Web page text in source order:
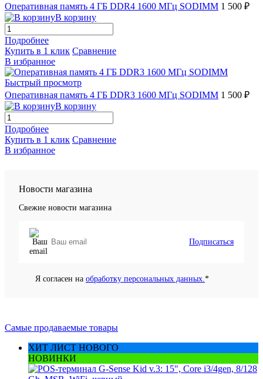
Оперативная память 4 ГБ DDR4 1600 МГц SODIMM 1 500 ₽
В корзину
Подробнее
Купить в 1 клик Сравнение
В избранное
Быстрый просмотр
Оперативная память 4 ГБ DDR3 1600 МГц SODIMM 1 500 ₽
В корзину
Подробнее
Купить в 1 клик Сравнение
В избранное
Новости магазина
Свежие новости магазина
Подписаться
Я согласен на обработку персональных данных. *
Самые продаваемые товары
ХИТ ЛИСТ НОВОГО
НОВИНКИ